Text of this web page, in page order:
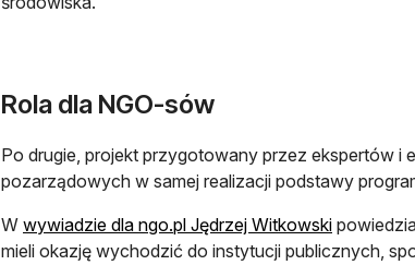
Rola dla NGO-sów
Po drugie, projekt przygotowany przez ekspertów i
pozarządowych w samej realizacji podstawy
W wywiadzie dla ngo.pl Jędrzej Witkowski
mieli okazję wychodzić do instytucji publicznych,